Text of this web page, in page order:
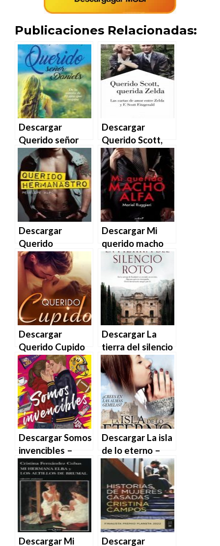
Publicaciones Relacionadas:
Descargar
Querido señor
Daniels de
Brittainy C.
Cherry en EPUB |
PDF | MOBI
Descargar
Querido Scott,
querida Zelda de
Francis Scott
Fitzgerald en
EPUB | PDF |
MOBI
Descargar
Querido
hermanastro de
Penelope Ward
en EPUB | PDF |
MOBI
Descargar Mi
querido macho
alfa de Mariel
Ruggieri en EPUB
| PDF | MOBI
Descargar
Querido Cupido
de Yaira Quiss en
EPUB | PDF |
MOBI
Descargar La
tierra del silencio
roto – Cristina
Fornos en EPUB |
PDF | MOBI
Descargar Somos
invencibles –
Cristina Prada en
EPUB | PDF |
MOBI
Descargar La isla
de lo eterno –
Cristina Roswell
en EPUB | PDF |
MOBI
Descargar Mi Descargar